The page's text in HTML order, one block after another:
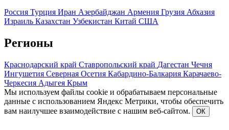
Россия Турция Иран Азербайджан Армения Грузия Абхазия
Израиль Казахстан Узбекистан Китай США
Регионы
Краснодарский край Ставропольский край Дагестан Чечня
Ингушетия Северная Осетия Кабардино-Балкария Карачаево-
Черкесия Адыгея Крым
Мы используем файлы cookie и обрабатываем персональные
данные с использованием Яндекс Метрики, чтобы обеспечить
вам наилучшее взаимодействие с нашим веб-сайтом.
ОК